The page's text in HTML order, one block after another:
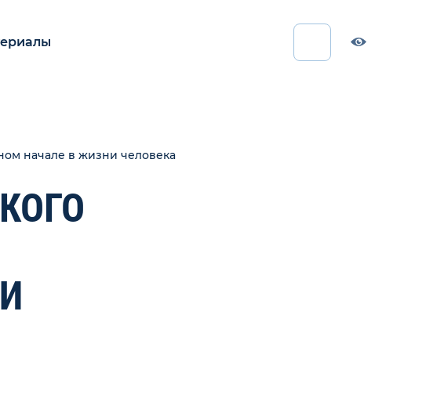
начале в жизни человека